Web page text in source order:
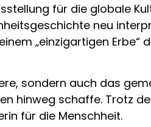
für die globale
neu
„einzigartigen Erbe“
sondern auch das
hinweg schaffe. Trotz
für die Menschheit.